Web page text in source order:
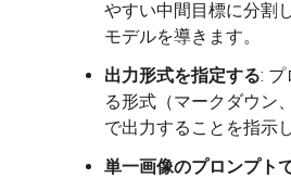
やすい中間目標に分割
モデルを導きます。
出力形式を指定する: プ
る形式（マークダウン
で出力することを指示
単一画像のプロンプト